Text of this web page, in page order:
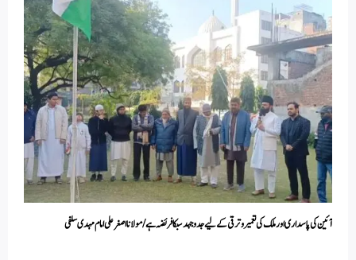
آئین کی پاسداری اور ملک کی تعمیر وترقی کے لیے جدوجہد سبکا فریضہ ہے / مولانااصغر علی امام مہدی سلفی